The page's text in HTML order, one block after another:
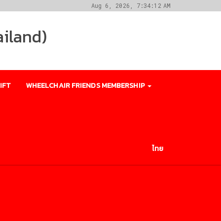
Aug 6, 2026, 7:34:12 AM
WHEELCHAIR FRIENDS MEMBERSHIP
ไทย